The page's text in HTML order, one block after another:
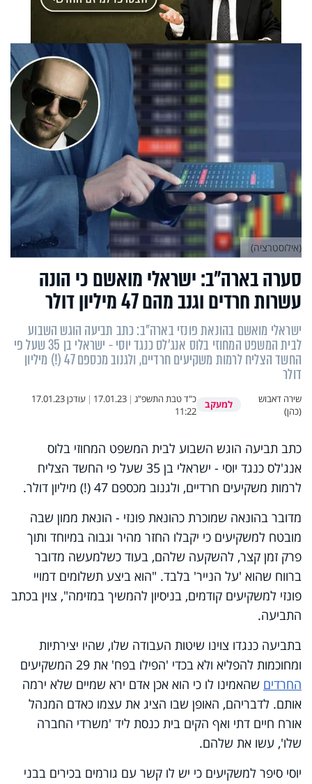
סערה בארה"ב: ישראלי מואשם כי הונה
עשרות חרדים וגנב מהם 47 מיליון דולר
ישראלי מואשם בהונאת פונזי בארה"ב: כתב תביעה הוגש השבוע
לבית המשפט המחוזי בלוס אנג'לס כנגד יוסי - ישראלי בן 35 שעל פי
החשד הצליח לרמות משקיעים חרדיים, ולגנוב מכספם 47 (!) מיליון
דולר
שירה דאבוש
(כהן)
למעקב כ"ד טבת התשפ"ג |
17.01.23
| עודכן17.01.23
11:22
(אילוסטרציה)
כתב תביעה הוגש השבוע לבית המשפט המחוזי בלוס
אנג'לס כנגד יוסי - ישראלי בן 35 שעל פי החשד הצליח
לרמות משקיעים חרדיים, ולגנוב מכספם 47 (!) מיליון דולר.
מדובר בהונאה שמוכרת כהונאת פונזי - הונאת ממון שבה
מובטח למשקיעים כי יקבלו החזר מהיר וגבוה במיוחד ותוך
פרק זמן קצר, להשקעה שלהם, בעוד כשלמעשה מדובר
ברווח שהוא 'על הנייר' בלבד. "הוא ביצע תשלומים דמויי
פונזי למשקיעים קודמים, בניסיון להמשיך במזימה", צוין בכתב
התביעה.
בתביעה כנגדו צוינו שיטות העבודה שלו, שהיו יצירתיות
ומחוכמות להפליא ולא בכדי 'הפילו בפח' את 29 המשקיעים
החרדים שהאמינו לו כי הוא אכן אדם ירא שמיים שלא ירמה
אותם. לדבריהם, האופן שבו הציג את עצמו כאדם המנהל
אורח חיים דתי ואף הקים בית כנסת ליד 'משרדי החברה
שלו', עשו את שלהם.
יוסי סיפר למשקיעים כי יש לו קשר עם גורמים בכירים בבני